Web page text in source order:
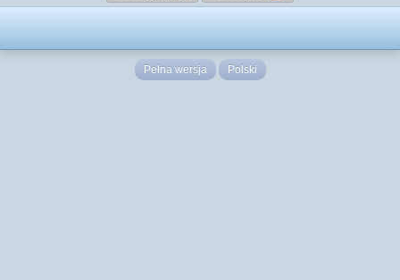
Pełna wersja Polski